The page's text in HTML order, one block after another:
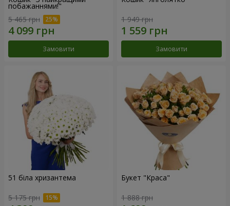
побажаннями!"
5 465 грн
Замовити
1 949 грн
Замовити
51 біла хризантема
5 175 грн
Букет "Краса"
1 888 грн